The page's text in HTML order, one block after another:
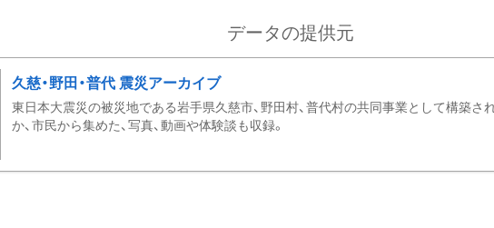
データの提供元
久慈・野田・普代 震災アーカイブ
東日本大震災の被災地である岩手県久慈市、野田村、普代村の共同事業として構築さ
か、市民から集めた、写真、動画や体験談も収録。